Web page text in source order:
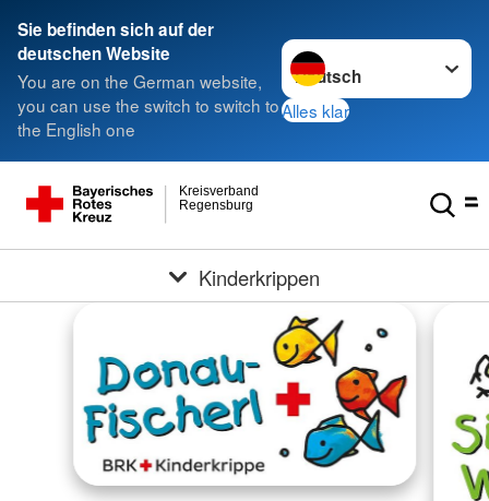
Sie befinden sich auf der
deutschen Website
You are on the German website,
you can use the switch to switch to
the English one
Sprache wechseln zu
Alles klar
Regensburg
Kreisverband
Kinderkrippen